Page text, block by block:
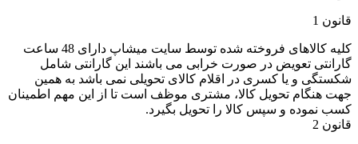
قانون 1
کلیه کالاهای فروخته شده توسط سایت میشاپ دارای 48 ساعت
گارانتی تعویض در صورت خرابی می باشند این گارانتی شامل
شکستگی و یا کسری در اقلام کالای تحویلی نمی باشد به همین
جهت هنگام تحویل کالا، مشتری موظف است تا از این مهم اطمینان
کسب نموده و سپس کالا را تحویل بگیرد.
قانون 2